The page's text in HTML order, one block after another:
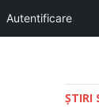
Autentificare
ŞTIRI